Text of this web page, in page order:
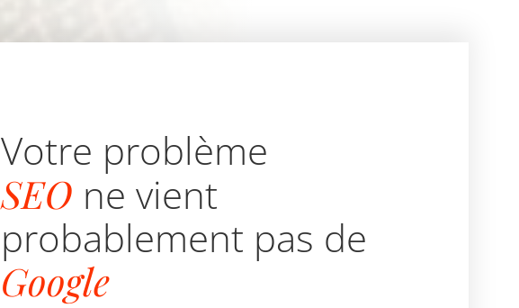
Votre problème
SEO ne vient
probablement pas de
Google